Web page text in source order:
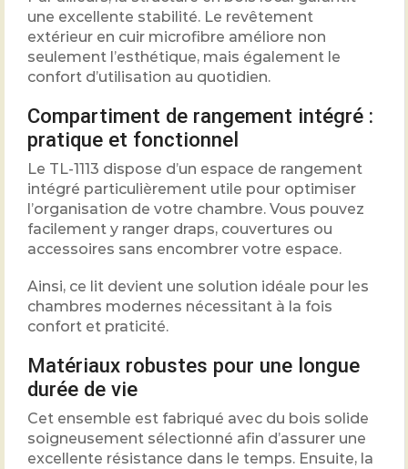
une excellente stabilité. Le revêtement
extérieur en cuir microfibre améliore non
seulement l’esthétique, mais également le
confort d’utilisation au quotidien.
Compartiment de rangement intégré :
pratique et fonctionnel
Le TL-1113 dispose d’un espace de rangement
intégré particulièrement utile pour optimiser
l’organisation de votre chambre. Vous pouvez
facilement y ranger draps, couvertures ou
accessoires sans encombrer votre espace.
Ainsi, ce lit devient une solution idéale pour les
chambres modernes nécessitant à la fois
confort et praticité.
Matériaux robustes pour une longue
durée de vie
Cet ensemble est fabriqué avec du bois solide
soigneusement sélectionné afin d’assurer une
excellente résistance dans le temps. Ensuite, la